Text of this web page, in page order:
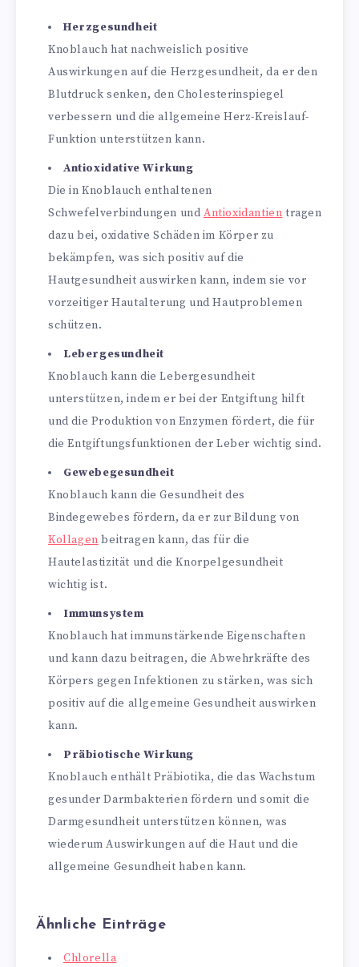
Herzgesundheit
Knoblauch hat nachweislich positive
Auswirkungen auf die Herzgesundheit, da er den
Blutdruck senken, den Cholesterinspiegel
verbessern und die allgemeine Herz-Kreislauf-
Funktion unterstützen kann.
Antioxidative Wirkung
Die in Knoblauch enthaltenen
Schwefelverbindungen undAntioxidantien tragen
dazu bei, oxidative Schäden im Körper zu
bekämpfen, was sich positiv auf die
Hautgesundheit auswirken kann, indem sie vor
vorzeitiger Hautalterung und Hautproblemen
schützen.
Lebergesundheit
Knoblauch kann die Lebergesundheit
unterstützen, indem er bei der Entgiftung hilft
und die Produktion von Enzymen fördert, die für
die Entgiftungsfunktionen der Leber wichtig sind.
Gewebegesundheit
Knoblauch kann die Gesundheit des
Bindegewebes fördern, da er zur Bildung von
Kollagen beitragen kann, das für die
Hautelastizität und die Knorpelgesundheit
wichtig ist.
Immunsystem
Knoblauch hat immunstärkende Eigenschaften
und kann dazu beitragen, die Abwehrkräfte des
Körpers gegen Infektionen zu stärken, was sich
positiv auf die allgemeine Gesundheit auswirken
kann.
Präbiotische Wirkung
Knoblauch enthält Präbiotika, die das Wachstum
gesunder Darmbakterien fördern und somit die
Darmgesundheit unterstützen können, was
wiederum Auswirkungen auf die Haut und die
allgemeine Gesundheit haben kann.
Ähnliche Einträge
Chlorella